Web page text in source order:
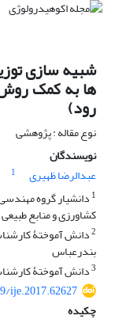
شبیه سازی
ها به کمک روش
رود)
نوع مقاله : پژوهشی
نویسندگان
عبدالرضا ظهیری
1
1 دانشیار گروه
کشاورزی و منابع
2دانش ‏آموختۀ
بندرعباس
3دانش‏ آموختۀ
ije.2017.62627
چکیده